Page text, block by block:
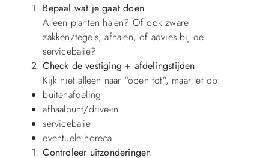
Bepaal wat je gaat doen
Alleen planten halen? Of ook zware
zakken/tegels, afhalen, of advies bij de
servicebalie?
Check de vestiging + afdelingstijden
Kijk niet alleen naar “open tot”, maar let op:
buitenafdeling
afhaalpunt/drive-in
servicebalie
eventuele horeca
Controleer uitzonderingen